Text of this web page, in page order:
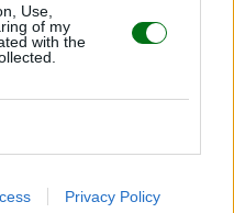
Use,
of my
with the
Privacy Policy
poner límites a
hacerlo?
algo que pueda
física
coche sin abrocharse
peatones a lo loco,